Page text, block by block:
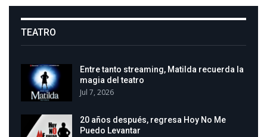
TEATRO
Entre tanto streaming, Matilda recuerda la
magia del teatro
Jul 7, 2026
20 años después, regresa Hoy No Me
Puedo Levantar